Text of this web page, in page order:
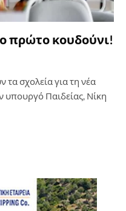
πρώτο κουδούνι!
τα σχολεία για τη νέα
υπουργό Παιδείας, Νίκη